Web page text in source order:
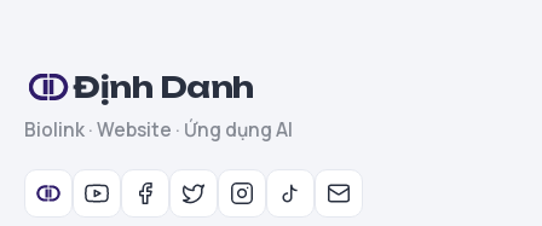
Định Danh
Biolink · Website · Ứng dụng AI